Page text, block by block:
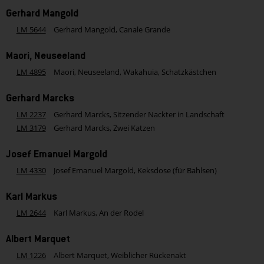
Gerhard Mangold
LM 5644 Gerhard Mangold, Canale Grande
Maori, Neuseeland
LM 4895 Maori, Neuseeland, Wakahuia, Schatzkästchen
Gerhard Marcks
LM 2237
Gerhard Marcks, Sitzender Nackter in Landschaft
LM 3179
Gerhard Marcks, Zwei Katzen
Josef Emanuel Margold
LM 4330 Josef Emanuel Margold, Keksdose (für Bahlsen)
Karl Markus
LM 2644 Karl Markus, An der Rodel
Albert Marquet
LM 1226 Albert Marquet, Weiblicher Rückenakt